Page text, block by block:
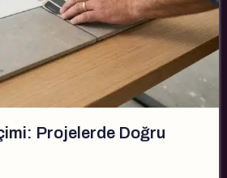
Projelerde Doğru